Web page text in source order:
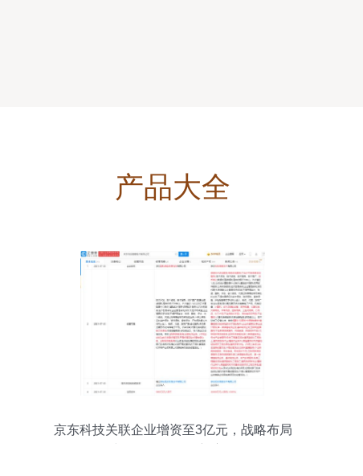
产品大全
京东科技关联企业增资至3亿元，战略布局